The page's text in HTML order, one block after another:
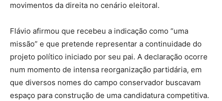
movimentos da direita no cenário eleitoral.
Flávio afirmou que recebeu a indicação como “uma
missão” e que pretende representar a continuidade do
projeto político iniciado por seu pai. A declaração ocorre
num momento de intensa reorganização partidária, em
que diversos nomes do campo conservador buscavam
espaço para construção de uma candidatura competitiva.